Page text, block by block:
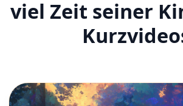
viel Zeit seiner